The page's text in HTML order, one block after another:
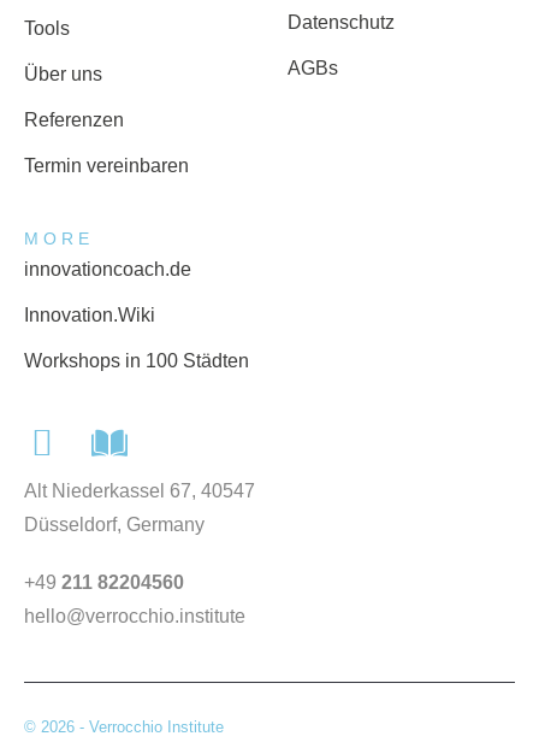
Tools
Über uns
Referenzen
Termin vereinbaren
Datenschutz
AGBs
MORE
innovationcoach.de
Innovation.Wiki
Workshops in 100 Städten
Alt Niederkassel 67, 40547
Düsseldorf, Germany
+49 211 82204560
hello@verrocchio.institute
© 2026 - Verrocchio Institute